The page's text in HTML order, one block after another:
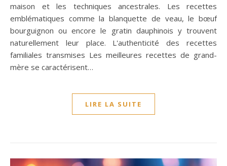
maison et les techniques ancestrales. Les recettes
emblématiques comme la blanquette de veau, le bœuf
bourguignon ou encore le gratin dauphinois y trouvent
naturellement leur place. L'authenticité des recettes
familiales transmises Les meilleures recettes de grand-
mère se caractérisent…
LIRE LA SUITE